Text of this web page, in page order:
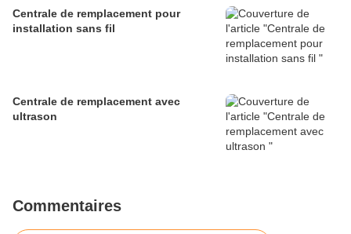
Centrale de remplacement pour
installation sans fil
Centrale de remplacement avec
ultrason
Commentaires